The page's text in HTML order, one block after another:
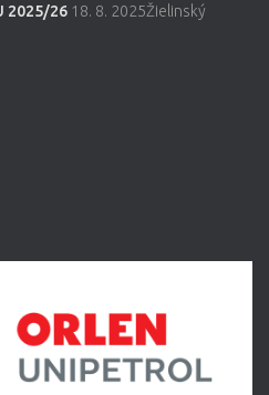
2025/26 18. 8. 2025Žielinský